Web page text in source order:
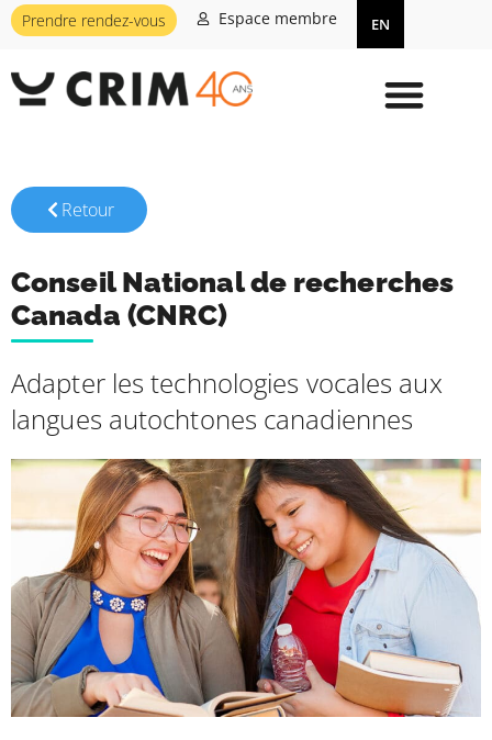
Prendre rendez-vous Espace membre EN
Retour
Conseil National de recherches
Canada (CNRC)
Adapter les technologies vocales aux
langues autochtones canadiennes